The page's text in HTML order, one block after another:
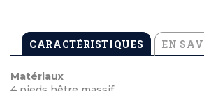
CARACTÉRISTIQUES EN
Matériaux